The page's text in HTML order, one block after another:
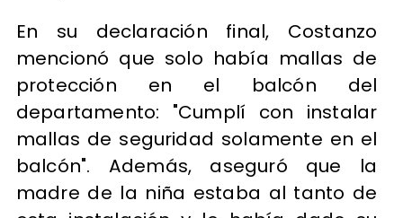
En su declaración final, Costanzo
mencionó que solo había mallas de
protección en el balcón del
departamento: "Cumplí con instalar
mallas de seguridad solamente en el
balcón". Además, aseguró que la
madre de la niña estaba al tanto de